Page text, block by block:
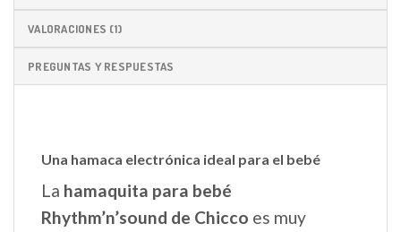
VALORACIONES (1)
PREGUNTAS Y RESPUESTAS
Una hamaca electrónica ideal para el bebé
La hamaquita para bebé
Rhythm’n’sound de Chicco es muy